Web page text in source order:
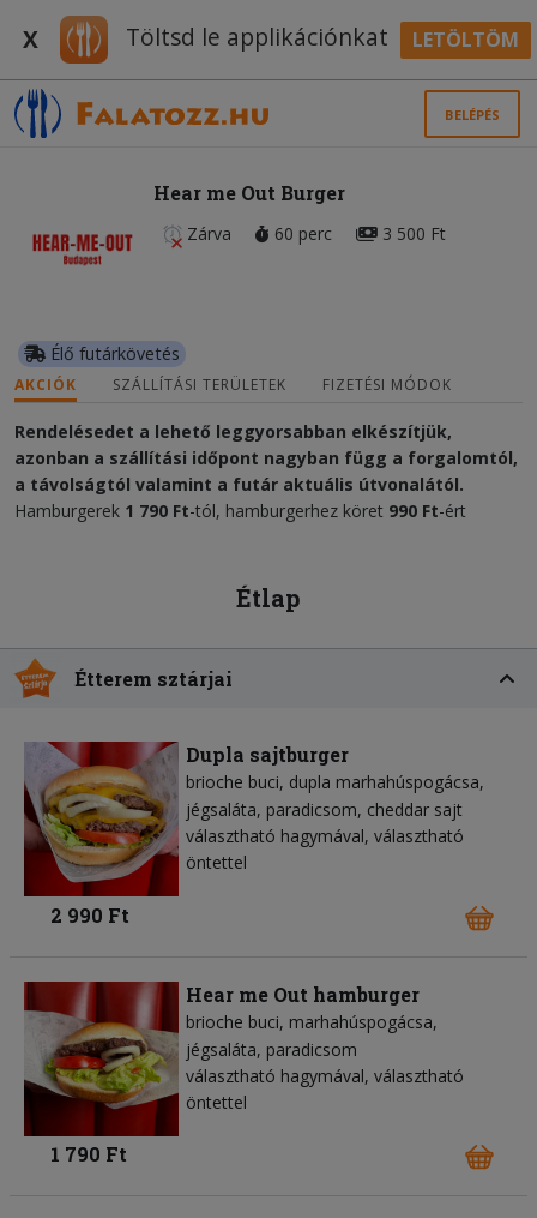
X Töltsd le applikációnkat LETÖLTÖM
BELÉPÉS
Hear me Out Burger
Zárva 60 perc 3 500 Ft
Élő futárkövetés
AKCIÓK SZÁLLÍTÁSI TERÜLETEK FIZETÉSI MÓDOK
Rendelésedet a lehető leggyorsabban elkészítjük,
azonban a szállítási időpont nagyban függ a forgalomtól,
a távolságtól valamint a futár aktuális útvonalától.
Hamburgerek 1 790 Ft-tól, hamburgerhez köret 990 Ft-ért
Étlap
Étterem sztárjai
Dupla sajtburger
brioche buci dupla marhahúspogácsa
jégsaláta paradicsom cheddar sajt
választható hagymával, választható
öntettel
2 990 Ft
Hear me Out hamburger
brioche buci marhahúspogácsa
jégsaláta paradicsom
választható hagymával, választható
öntettel
1 790 Ft